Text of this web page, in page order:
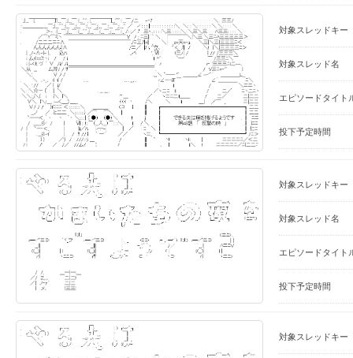
対象スレッドキー
対象スレッド名
エピソードタイト
投下予定時間
対象スレッドキー
対象スレッド名
エピソードタイト
投下予定時間
対象スレッドキー